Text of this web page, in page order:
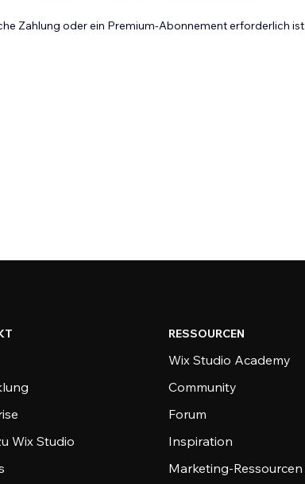
Zahlung oder ein Premium-Abonnement erforderlich ist.
Wix Studio
RESSOURCEN
Wix Studio Academy
Community
Forum
Inspiration
Marketing-Ressourcen